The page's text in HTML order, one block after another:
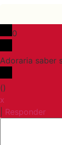
0
Adoraria saber
()
x
Responder